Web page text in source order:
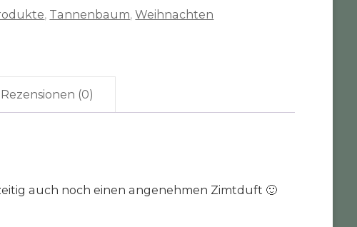
, Tannenbaum,Weihnachten
Rezensionen (0)
auch noch einen angenehmen Zimtduft 🙂